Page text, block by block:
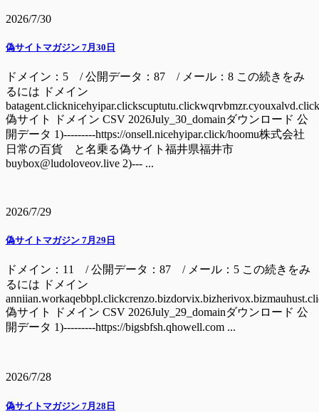
2026/7/30
偽サイトマガジン 7月30日
ドメイン：5 / 公開データ：87 / メール：8 この続きをみ
るには ドメイン
batagent.clicknicehyipar.clickscuptutu.clickwqrvbmzr.cyouxalvd.click
偽サイト ドメイン CSV 2026July_30_domainダウンロード 公
開データ 1)---------https://onsell.nicehyipar.click/hoomu株式会社
日常の百貨 と名乗る偽サイト福井県福井市
buybox@ludoloveov.live 2)--- ...
2026/7/29
偽サイトマガジン 7月29日
ドメイン：11 / 公開データ：87 / メール：5 この続きをみ
るには ドメイン
偽サイト ドメイン CSV 2026July_29_domainダウンロード 公
開データ 1)---------https://bigsbfsh.qhowell.com ...
2026/7/28
偽サイトマガジン 7月28日